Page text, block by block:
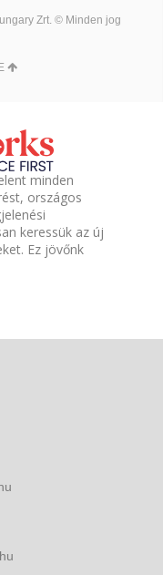
Zrt. © Minden jog
minden
országos
keressük az új
Ez jövőnk